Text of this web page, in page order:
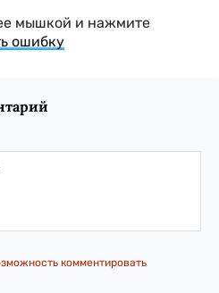
мышкой и нажмите
ошибку
комментировать